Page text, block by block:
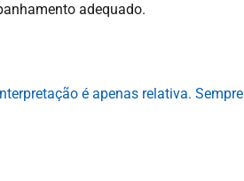
adequado.
é apenas relativa. Sempre